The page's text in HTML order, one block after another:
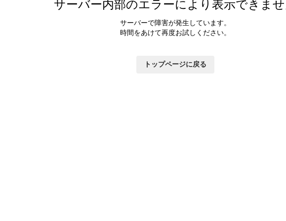
サーバー内部のエラーにより表示できま
サーバーで障害が発生しています。
時間をあけて再度お試しください。
トップページに戻る